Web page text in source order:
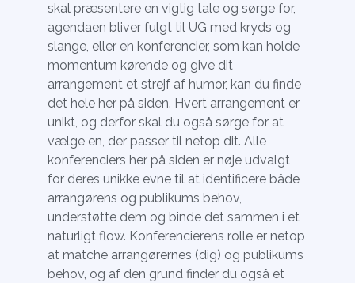
skal præsentere en vigtig tale og sørge for,
agendaen bliver fulgt til UG med kryds og
slange, eller en konferencier, som kan holde
momentum kørende og give dit
arrangement et strejf af humor, kan du finde
det hele her på siden. Hvert arrangement er
unikt, og derfor skal du også sørge for at
vælge en, der passer til netop dit. Alle
konferenciers her på siden er nøje udvalgt
for deres unikke evne til at identificere både
arrangørens og publikums behov,
understøtte dem og binde det sammen i et
naturligt flow. Konferencierens rolle er netop
at matche arrangørernes (dig) og publikums
behov, og af den grund finder du også et